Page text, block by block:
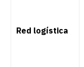
Red logística